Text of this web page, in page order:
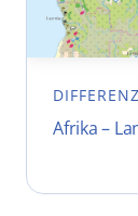
Afrika –